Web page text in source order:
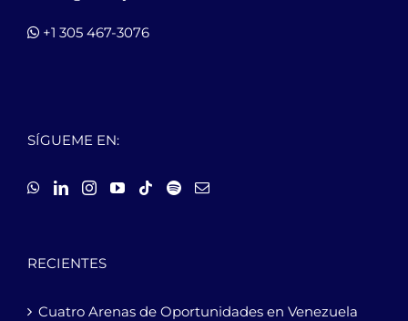
+1 305 467-3076
SÍGUEME EN:
RECIENTES
Cuatro Arenas de Oportunidades en Venezuela